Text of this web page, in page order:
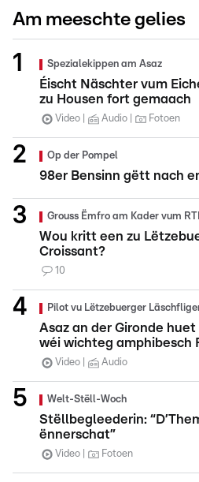
Am meeschte gelies
Spezialekippen am Asaz
Éischt Näschter vum
zu Housen fort gemaach
Video Audio Fotoen
Op der Pompel
98er Bensinn gëtt nach
Grouss Ëmfro am Kader vum
Wou kritt een zu
Croissant?
10
Pilot vu Lëtzebuerger
Asaz an der Gironde
wéi wichteg amphibesch
Video Audio
Welt-Stëll-Woch
Stëllbegleederin:
ënnerschat”
Video Fotoen